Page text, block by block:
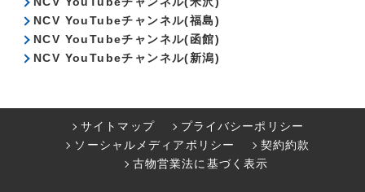
NCV YouTubeチャンネル(福島)
NCV YouTubeチャンネル(函館)
NCV YouTubeチャンネル(新潟)
サイトマップ
プライバシーポリシー
ソーシャルメディアポリシー
契約約款
古物営業法に基づく表示